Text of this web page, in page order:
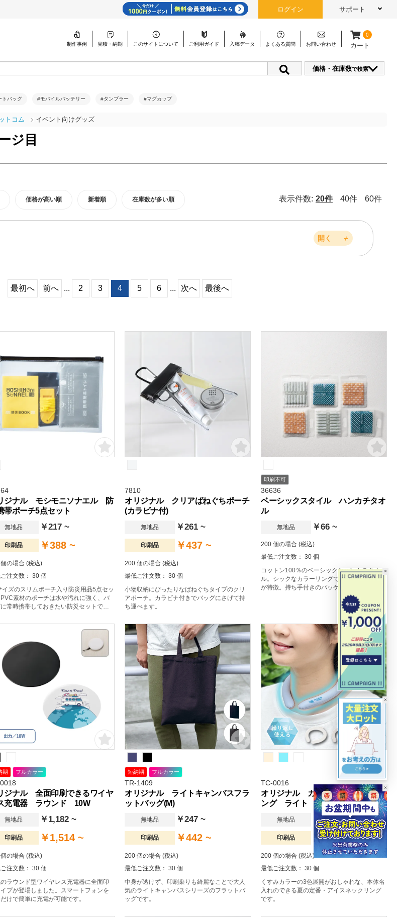
ログイン サポート
制作事例
見積・納期 このサイトについて ご利用ガイド 入稿データ よくある質問 お問い合わせ
0
カート
価格・在庫数で検索
トバッグ #モバイルバッテリー #タンブラー #マグカップ
トコム イベント向けグッズ
ジ目
価格が高い順 新着順 在庫数が多い順 表示件数: 20件 40件 60件
開く ＋
最初へ 前へ ... 2 3 4 5 6 ... 次へ 最後へ
ジナル モシモニソナエル 防
帯ポーチ5点セット
無地品 ￥217 ~
印刷品 ￥388 ~
の場合 (税込)
注文数： 30 個
イズのスリムポーチ入り防災用品5点セッ
PVC素材のポーチは水や汚れに強く、バ
に常時携帯しておきたい防災セットで
7810
オリジナル クリアばねぐちポーチ
(カラビナ付)
無地品 ￥261 ~
印刷品 ￥437 ~
200 個の場合 (税込)
最低ご注文数： 30 個
小物収納にぴったりなばねぐちタイプのクリ
アポーチ。カラビナ付きでバッグにさげて持
ち運べます。
印刷不可
36636
ベーシックスタイル ハンカチタオ
ル
無地品 ￥66 ~
200 個の場合 (税込)
最低ご注文数： 30 個
コットン100％のベーシックなハンカチタオ
ル。シックなカラーリングで大人っぽい印象
が特徴。持ち手付きのパッケージで渡しやす
期 フルカラー
ジナル 全面印刷できるワイヤ
充電器 ラウンド 10W
無地品 ￥1,182 ~
印刷品 ￥1,514 ~
の場合 (税込)
注文数： 30 個
のラウンド型ワイヤレス充電器に全面印
プが登場しました。スマートフォンを
けで簡単に充電が可能です。
短納期 フルカラー
TR-1409
オリジナル ライトキャンバスフラ
ットバッグ(M)
無地品 ￥247 ~
印刷品 ￥442 ~
200 個の場合 (税込)
最低ご注文数： 30 個
中身が透けず、印刷乗りも綺麗なことで大人
気のライトキャンバスシリーズのフラットバ
ッグです。
TC-0016
オリジナル カラーアイスネックリ
ング ライト
無地品 ￥522 ~
印刷品 ￥652 ~
200 個の場合 (税込)
最低ご注文数： 30 個
くすみカラーの3色展開がおしゃれな、本体名
入れのできる夏の定番・アイスネックリング
です。
×
×
×